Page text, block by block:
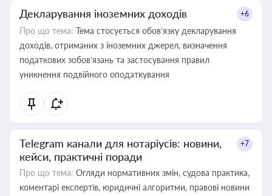
Декларування іноземних доходів +6
Про що тема: Тема стосується обов’язку декларування
доходів, отриманих з іноземних джерел, визначення
податкових зобов’язань та застосування правил
уникнення подвійного оподаткування
Telegram канали для нотаріусів: новини,
кейси, практичні поради
+7
Про що тема: Огляди нормативних змін, судова практика,
коментарі експертів, юридичні алгоритми, правові новини